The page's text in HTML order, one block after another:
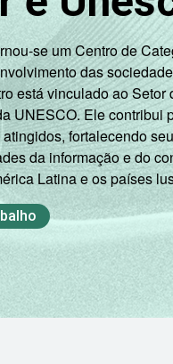
A
B
C
DE
PEA
Não PEA
de pessoas que
se refere
asmargens de erros
se um Centro de
das
está vinculado ao
UNESCO. Ele contribui
fortalecendo
da informação e do
Latina e os países